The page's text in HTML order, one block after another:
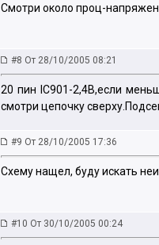
Смотри около проц-
#8 От 28/10/2005 08:21
20 пин IC901-2,4В,если
смотри цепочку
#9 От 28/10/2005 17:36
Схему нащел, буду искать
#10 От 30/10/2005 00:24